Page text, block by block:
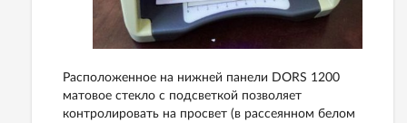
Расположенное на нижней панели DORS 1200
матовое стекло с подсветкой позволяет
контролировать на просвет (в рассеянном белом